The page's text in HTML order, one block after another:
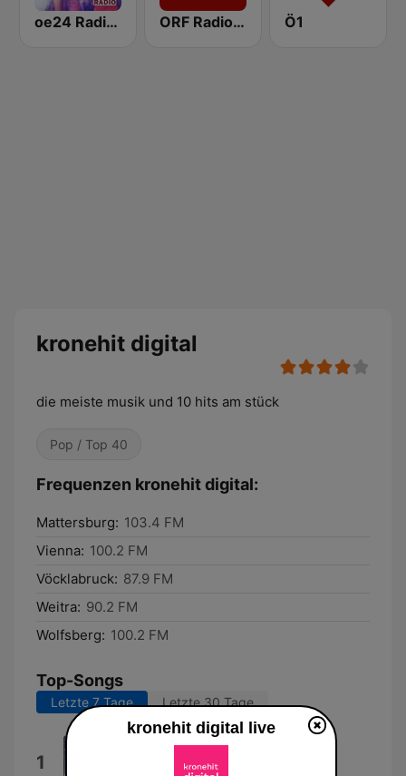
oe24 Radio - Best of Schlager ORF Radio Kärnten Ö1
kronehit digital
die meiste musik und 10 hits am stück
Pop / Top 40
Frequenzen kronehit digital:
Mattersburg: 103.4 FM
Vienna: 100.2 FM
Vöcklabruck: 87.9 FM
Weitra: 90.2 FM
Wolfsberg: 100.2 FM
Top-Songs
Letzte 7 Tage Letzte 30 Tage
1
kronehit digital live